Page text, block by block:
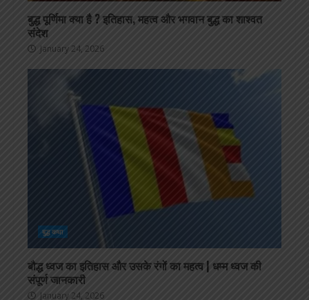
बुद्ध पूर्णिमा क्या है ? इतिहास, महत्व और भगवान बुद्ध का शाश्वत
संदेश
January 24, 2026
बुद्ध कथा
बौद्ध ध्वज का इतिहास और उसके रंगों का महत्व | धम्म ध्वज की
संपूर्ण जानकारी
January 24, 2026